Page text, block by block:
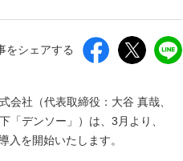
をシェアする
会社（代表取締役：大谷 真哉、
「デンソー」）は、3月より、
入を開始いたします。